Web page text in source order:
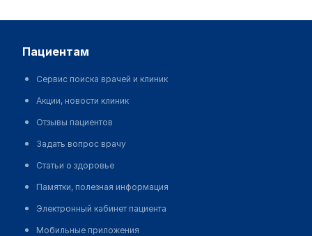
пациентам
Сервис поиска врачей и клиник
Акции, новости клиник
Отзывы пациентов
Задать вопрос врачу
Статьи о здоровье
Памятки, полезная информация
Электронный кабинет пациента
Мобильные приложения